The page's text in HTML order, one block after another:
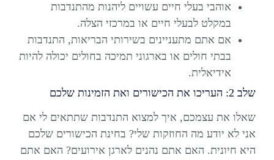
אוהבי בעלי חיים עשויים ליהנות מהתנדבות
במקלט לבעלי חיים או במרכזי הצלה.
אם אתם מתעניינים בשירותי הבריאות, התנדבות
בבתי חולים או בארגוני תמיכה בחולים יכולה להיות
אידיאלית.
שלב 2: העריכו את הכישורים ואת הזמינות שלכם
שאלו את עצמכם, איך למצוא התנדבות שתתאים לי אם
אני לא יודע מה החוזקות שלי? בחינת הכישורים שלכם
היא חיונית. האם אתם נהנים לארגן אירועים? האם אתם